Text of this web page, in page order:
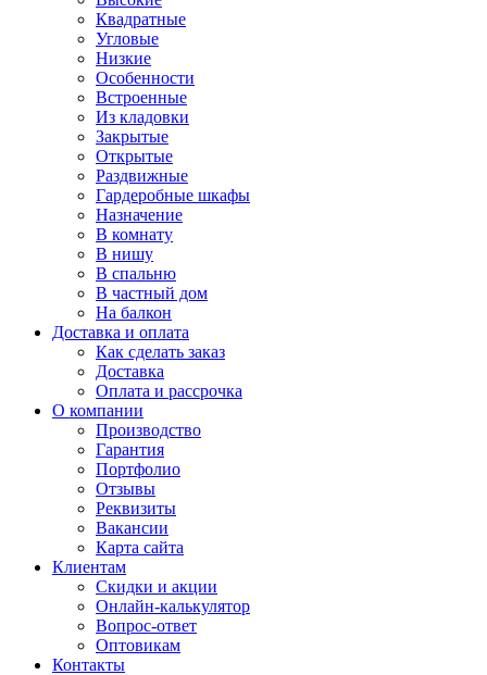
Квадратные
Угловые
Низкие
Особенности
Встроенные
Из кладовки
Закрытые
Открытые
Раздвижные
Гардеробные шкафы
Назначение
В комнату
В нишу
В спальню
В частный дом
На балкон
Доставка и оплата
Как сделать заказ
Доставка
Оплата и рассрочка
О компании
Производство
Гарантия
Портфолио
Отзывы
Реквизиты
Вакансии
Карта сайта
Клиентам
Скидки и акции
Онлайн-калькулятор
Вопрос-ответ
Оптовикам
Контакты